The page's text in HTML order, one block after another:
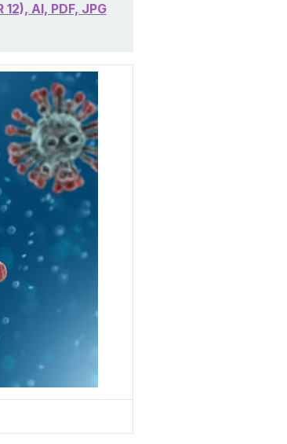
AI, PDF, JPG